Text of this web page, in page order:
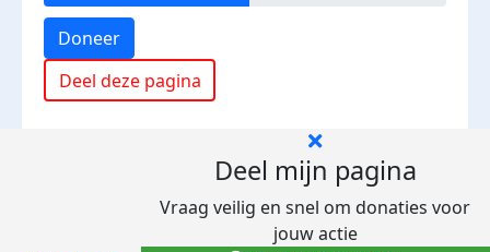
Doneer
Deel deze pagina
Deel mijn pagina
Vraag veilig en snel om donaties voor
jouw actie